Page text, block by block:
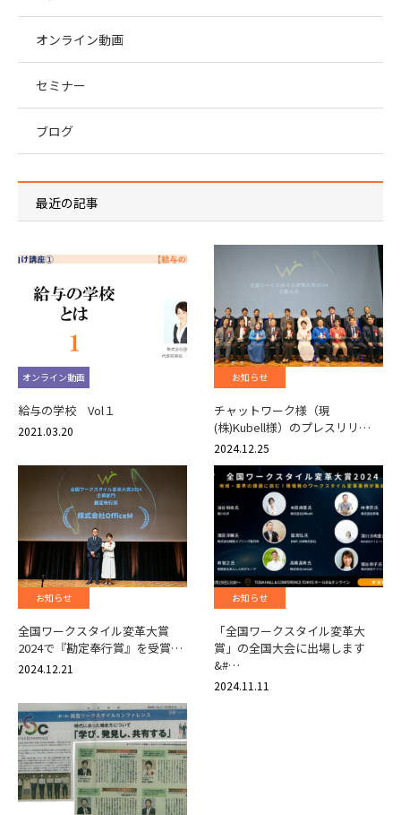
オンライン動画
セミナー
ブログ
最近の記事
オンライン動画
給与の学校 Vol１
2021.03.20
お知らせ
チャットワーク様（現
(株)Kubell様）のプレスリリ…
2024.12.25
お知らせ
全国ワークスタイル変革大賞
2024で『勘定奉行賞』を受賞…
2024.12.21
お知らせ
「全国ワークスタイル変革大
賞」の全国大会に出場します
&#…
2024.11.11